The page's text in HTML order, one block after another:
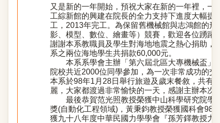
又是新的一年開始，預祝大家在新的一年裡，一
工綜新館的興建在院長的全力支持下進度大幅
工，2013年完工。為保留舊機械館與志鴻館的
影、模型、數位、繪畫等）競賽，歡迎各位踴躍
謝謝本系教職員及學生對海地地震之熱心捐助，
系之兩位海地學生共捐款60,000元。
本系系學會主辦「第六屆北區大專機械盃
院校共近2000位同學參加，為一次非常成功的交
本系於98年1月28日舉行旅遊及歲末餐敘，共有
麗，大家都渡過非常愉快的一天，感謝主辦本次
最後恭賀范光照教授榮獲中山科學研究院學
獎(自動化工程領域)，黃秉鈞教授榮獲國科會98
獲九十八年度中華民國力學學會『孫芳鐸教